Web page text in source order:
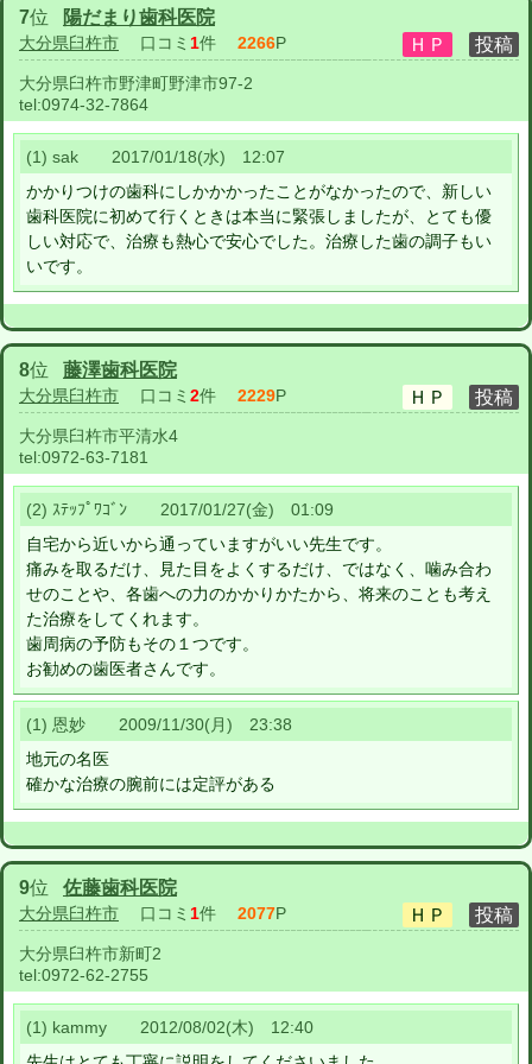
7位 陽だまり歯科医院
大分県臼杵市 口コミ 1件 2266P
大分県臼杵市野津町野津市97-2
tel:0974-32-7864
(1) sak 2017/01/18(水) 12:07
かかりつけの歯科にしかかかったことがなかったので、新しい
歯科医院に初めて行くときは本当に緊張しましたが、とても優
しい対応で、治療も熱心で安心でした。治療した歯の調子もい
いです。
8位 藤澤歯科医院
大分県臼杵市 口コミ 2件 2229P
大分県臼杵市平清水4
tel:0972-63-7181
(2) ｽﾃｯﾌﾟﾜｺﾞﾝ 2017/01/27(金) 01:09
自宅から近いから通っていますがいい先生です。
痛みを取るだけ、見た目をよくするだけ、ではなく、噛み合わ
せのことや、各歯への力のかかりかたから、将来のことも考え
た治療をしてくれます。
歯周病の予防もその１つです。
お勧めの歯医者さんです。
(1) 恩妙 2009/11/30(月) 23:38
地元の名医
確かな治療の腕前には定評がある
9位 佐藤歯科医院
大分県臼杵市 口コミ 1件 2077P
大分県臼杵市新町2
tel:0972-62-2755
(1) kammy 2012/08/02(木) 12:40